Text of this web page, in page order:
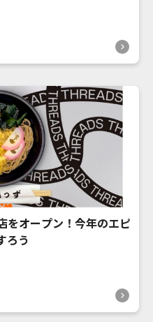
をオープン！今年のエピ
ろう